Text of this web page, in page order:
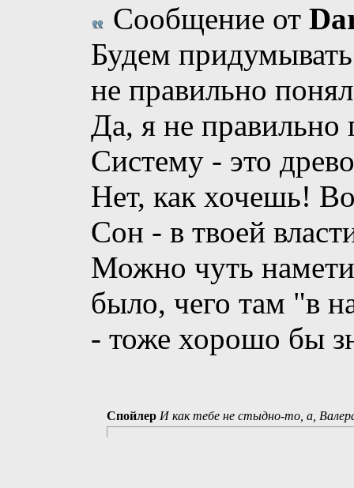
Сообщение от
Будем
не правильно
Да, я не правильно
Систему - это
Нет, как хочешь!
Сон - в твоей
Можно чуть
было, чего там "в
- тоже хорошо бы
Спойлер И как тебе не стыдно-то, а,